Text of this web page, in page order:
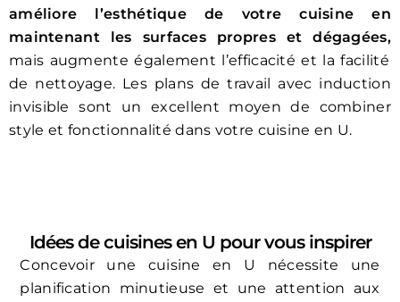
améliore l’esthétique de votre cuisine en
maintenant les surfaces propres et dégagées,
mais augmente également l’efficacité et la facilité
de nettoyage. Les plans de travail avec induction
invisible sont un excellent moyen de combiner
style et fonctionnalité dans votre cuisine en U.
Idées de cuisines en U pour vous inspirer
Concevoir une cuisine en U nécessite une
planification minutieuse et une attention aux